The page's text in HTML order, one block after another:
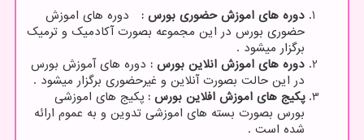
دوره های اموزش حضوری بورس : دوره های اموزش
حضوری بورس در این مجموعه بصورت آکادمیک و ترمیک
برگزار میشود .
دوره های اموزش انلاین بورس : دوره های آموزش بورس
در این حالت بصورت آنلاین و غیرحضوری برگزار میشود .
پکیج های اموزش افلاین بورس : پکیج های اموزشی
بورس بصورت بسته های اموزشی تدوین و به عموم ارائه
شده است .